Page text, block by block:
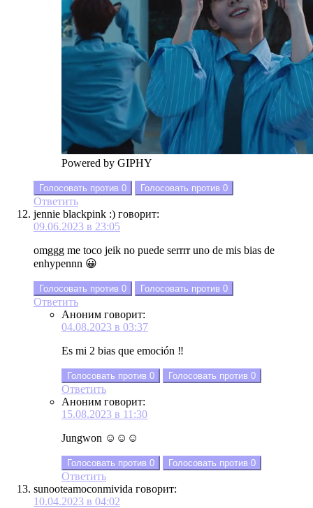
Powered by GIPHY
Голосовать против 0 Голосовать против 0
Ответить
jennie blackpink :) говорит:
09.06.2023 в 23:05
omggg me toco jeik no puede serrrr uno de mis bias de
enhypennn 😀
Голосовать против 0 Голосовать против 0
Ответить
Аноним говорит:
04.08.2023 в 03:37
Es mi 2 bias que emoción ‼️
Голосовать против 0 Голосовать против 0
Ответить
Аноним говорит:
15.08.2023 в 11:30
Jungwon ☺️☺️☺️
Голосовать против 0 Голосовать против 0
Ответить
sunooteamoconmivida говорит:
10.04.2023 в 04:02